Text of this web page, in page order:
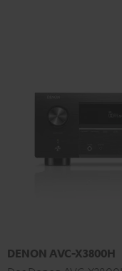
DENON AVC-X3800H